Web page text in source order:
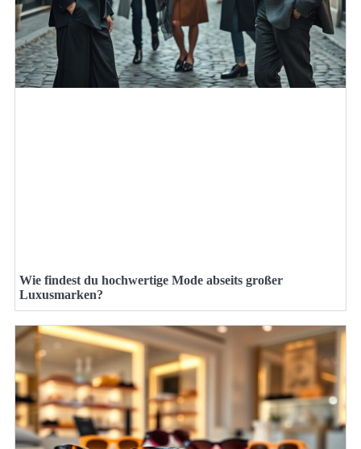
Wie findest du hochwertige Mode abseits großer
Luxusmarken?